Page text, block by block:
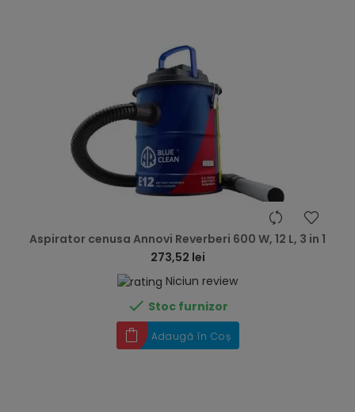
Aspirator cenusa Annovi Reverberi 600 W, 12 L, 3 in 1
273,52 lei
Niciun review
 Stoc furnizor
Adaugă în Coș